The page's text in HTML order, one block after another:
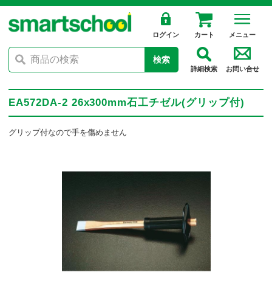
ログイン カート メニュー
検索
詳細検索 お問い合せ
EA572DA-2 26x300mm石工チゼル(グリップ付)
グリップ付なので手を傷めません